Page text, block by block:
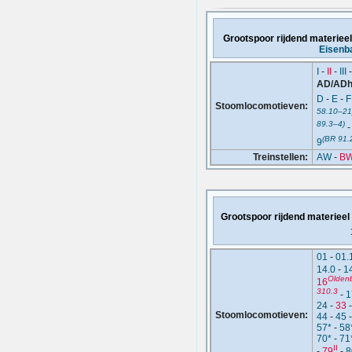
Grootspoor rijdend
Stoomlocomotieven:
- -
AD/ADh
D - E- F
89.3–4)-
9(BR
Treinstellen: AW-
Grootspoor rijdend materieel
Stoomlocomotieven:
01 -
14.0-
16
310.3-
24- 33
44- 45
57*-
70*-
II